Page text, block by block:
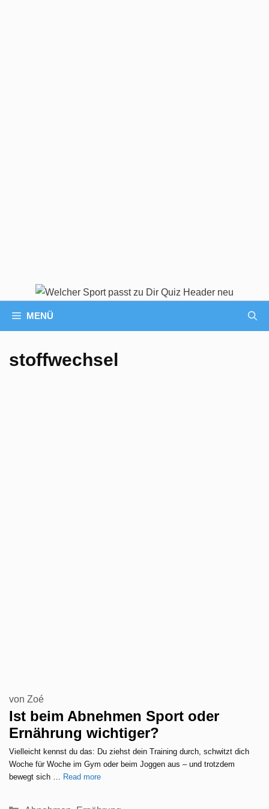
MENÜ
stoffwechsel
Ist beim Abnehmen Sport oder
Ernährung wichtiger?
von Zoé
Vielleicht kennst du das: Du ziehst dein Training durch, schwitzt dich
Woche für Woche im Gym oder beim Joggen aus – und trotzdem
bewegt sich … Read more